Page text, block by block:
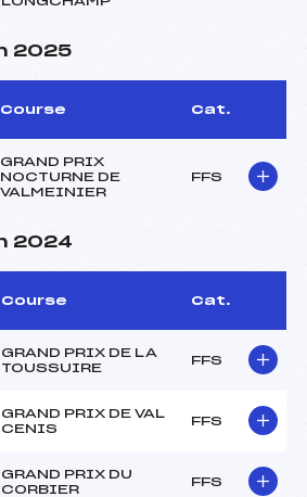
2025
Course Cat.
GRAND PRIX
NOCTURNE DE
VALMEINIER
FFS
2024
Course Cat.
GRAND PRIX DE LA
TOUSSUIRE
FFS
GRAND PRIX DE VAL
CENIS
FFS
GRAND PRIX DU
CORBIER
FFS